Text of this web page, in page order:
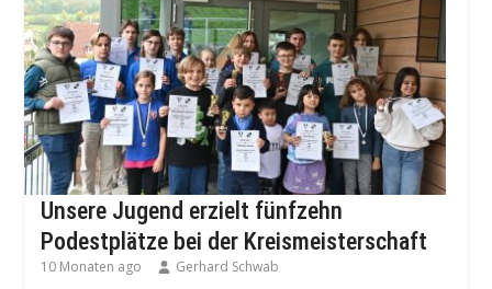
Unsere Jugend erzielt fünfzehn
Podestplätze bei der Kreismeisterschaft
10 Monaten ago Gerhard Schwab